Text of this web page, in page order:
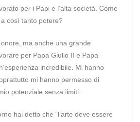
per i Papi e l’alta società. Come
così tanto potere?
ma anche una grande
per Papa Giulio II e Papa
incredibile. Mi hanno
mi hanno permesso di
potenziale senza limiti.
hai detto che “l’arte deve essere